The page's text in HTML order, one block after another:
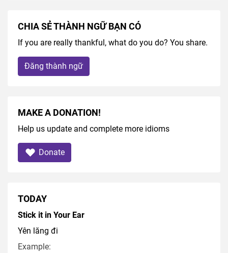
CHIA SẺ THÀNH NGỮ BẠN CÓ
If you are really thankful, what do you do? You share.
Đăng thành ngữ
MAKE A DONATION!
Help us update and complete more idioms
Donate
TODAY
Stick it in Your Ear
Yên lăng đi
Example: